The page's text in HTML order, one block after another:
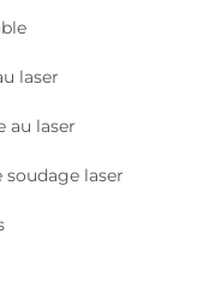
laser
au laser
laser